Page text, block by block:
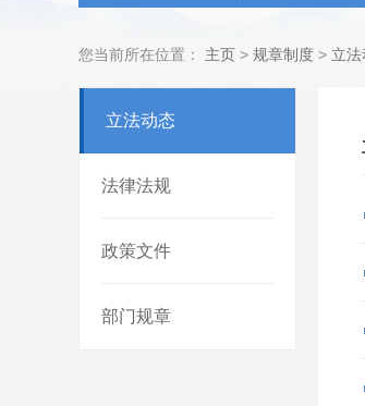
您当前所在位置： 主页 > 规章制度 > 立
立法动态
法律法规
政策文件
部门规章